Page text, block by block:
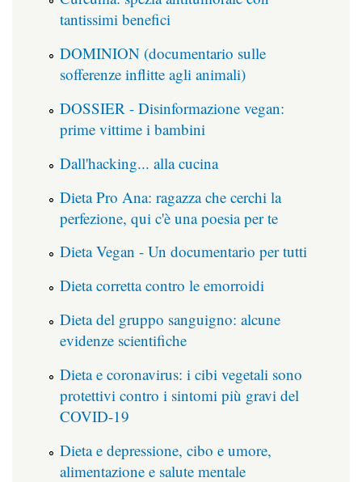
tantissimi benefici
DOMINION (documentario sulle
sofferenze inflitte agli animali)
DOSSIER - Disinformazione vegan:
prime vittime i bambini
Dall'hacking... alla cucina
Dieta Pro Ana: ragazza che cerchi la
perfezione, qui c'è una poesia per te
Dieta Vegan - Un documentario per tutti
Dieta corretta contro le emorroidi
Dieta del gruppo sanguigno: alcune
evidenze scientifiche
Dieta e coronavirus: i cibi vegetali sono
protettivi contro i sintomi più gravi del
COVID-19
Dieta e depressione, cibo e umore,
alimentazione e salute mentale